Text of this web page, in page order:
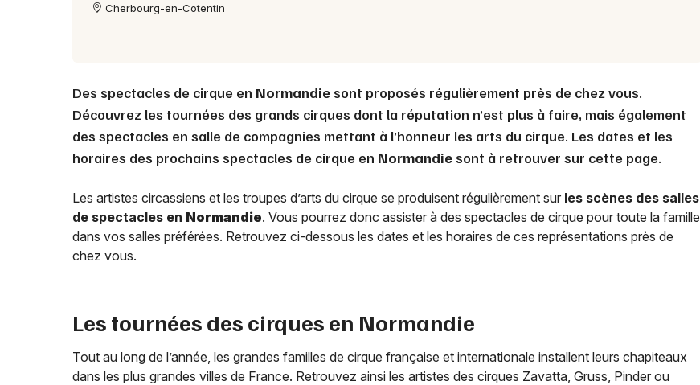
Cherbourg-en-Cotentin
Des spectacles de cirque en Normandiesont proposés régulièrement près de chez vous.
Découvrez les tournées des grands cirques dont la réputation n’est plus à faire, mais également
des spectacles en salle de compagnies mettant à l’honneur les arts du cirque. Les dates et les
horaires des prochains spectacles de cirque en Normandiesont à retrouver sur cette page.
Les artistes circassiens et les troupes d’arts du cirque se produisent régulièrement sur les scènes des salles
de spectacles en Normandie. Vous pourrez donc assister à des spectacles de cirque pour toute la famille
dans vos salles préférées. Retrouvez ci-dessous les dates et les horaires de ces représentations près de
chez vous.
Les tournées des cirques en Normandie
Tout au long de l’année, les grandes familles de cirque française et internationale installent leurs chapiteaux
dans les plus grandes villes de France. Retrouvez ainsi les artistes des cirques Zavatta, Gruss, Pinder ou